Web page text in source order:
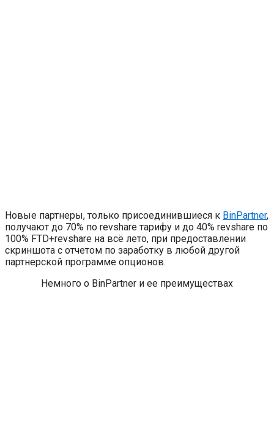
Новые партнеры, только присоединившиеся к BinPartner,
получают до 70% по revshare тарифу и до 40% revshare по
100% FTD+revshare на всё лето, при предоставлении
скриншота с отчетом по заработку в любой другой
партнерской программе опционов.
Немного о BinPartner и ее преимуществах